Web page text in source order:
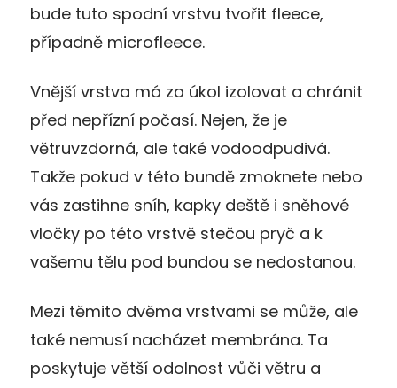
bude tuto spodní vrstvu tvořit fleece,
případně microfleece.
Vnější vrstva má za úkol izolovat a chránit
před nepřízní počasí. Nejen, že je
větruvzdorná, ale také vodoodpudivá.
Takže pokud v této bundě zmoknete nebo
vás zastihne sníh, kapky deště i sněhové
vločky po této vrstvě stečou pryč a k
vašemu tělu pod bundou se nedostanou.
Mezi těmito dvěma vrstvami se může, ale
také nemusí nacházet membrána. Ta
poskytuje větší odolnost vůči větru a